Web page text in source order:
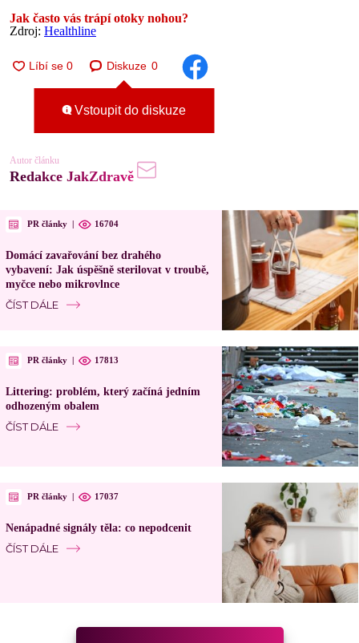
Jak často vás trápí otoky nohou?
Zdroj: Healthline
Diskuze 0
Vstoupit do diskuze
Autor článku
Redakce JakZdravě
PR články | 16704
Domácí zavařování bez drahého
vybavení: Jak úspěšně sterilovat v troubě,
myčce nebo mikrovlnce
ČÍST DÁLE
PR články | 17813
Littering: problém, který začíná jedním
odhozeným obalem
ČÍST DÁLE
PR články | 17037
Nenápadné signály těla: co nepodcenit
ČÍST DÁLE